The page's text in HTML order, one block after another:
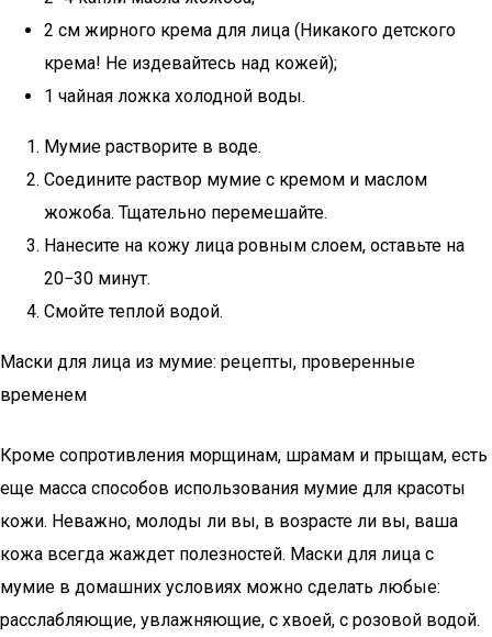
2 см жирного крема для лица (Никакого детского
крема! Не издевайтесь над кожей);
1 чайная ложка холодной воды.
Мумие растворите в воде.
Соедините раствор мумие с кремом и маслом
жожоба. Тщательно перемешайте.
Нанесите на кожу лица ровным слоем, оставьте на
20−30 минут.
Смойте теплой водой.
Маски для лица из мумие: рецепты, проверенные
временем
Кроме сопротивления морщинам, шрамам и прыщам, есть
еще масса способов использования мумие для красоты
кожи. Неважно, молоды ли вы, в возрасте ли вы, ваша
кожа всегда жаждет полезностей. Маски для лица с
мумие в домашних условиях можно сделать любые:
расслабляющие, увлажняющие, с хвоей, с розовой водой.